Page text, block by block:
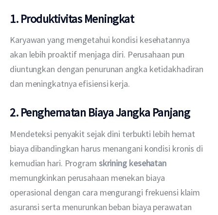
1. Produktivitas Meningkat
Karyawan yang mengetahui kondisi kesehatannya
akan lebih proaktif menjaga diri. Perusahaan pun
diuntungkan dengan penurunan angka ketidakhadiran
dan meningkatnya efisiensi kerja.
2. Penghematan Biaya Jangka Panjang
Mendeteksi penyakit sejak dini terbukti lebih hemat
biaya dibandingkan harus menangani kondisi kronis di
kemudian hari. Program skrining kesehatan
memungkinkan perusahaan menekan biaya
operasional dengan cara mengurangi frekuensi klaim
asuransi serta menurunkan beban biaya perawatan